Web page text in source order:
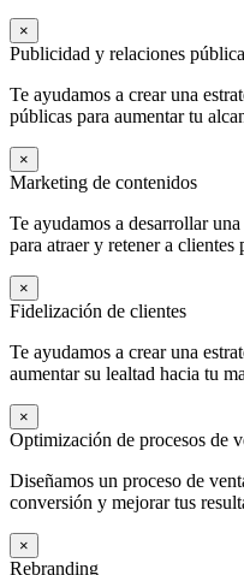
×
Publicidad y relaciones
Te ayudamos a crear una
públicas para aumentar tu
×
Marketing de contenidos
Te ayudamos a desarrollar
para atraer y retener a clientes
×
Fidelización de clientes
Te ayudamos a crear una
aumentar su lealtad hacia tu
×
Optimización de procesos de
Diseñamos un proceso de
conversión y mejorar tus
×
Rebranding